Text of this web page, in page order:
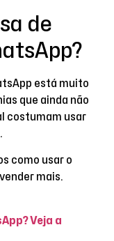
de
está muito
que ainda não
costumam usar
como usar o
mais.
Veja a